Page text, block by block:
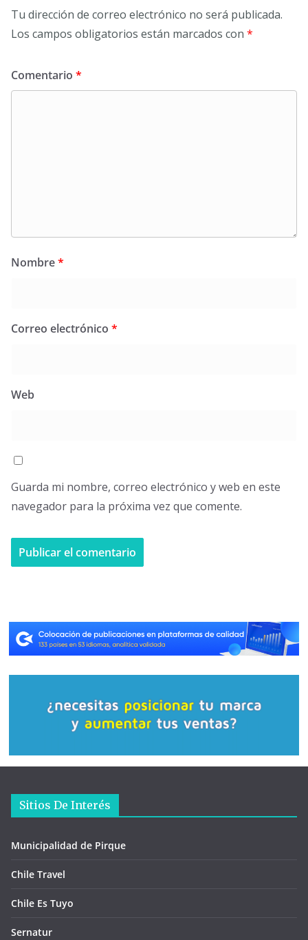
Tu dirección de correo electrónico no será publicada.
Los campos obligatorios están marcados con *
Comentario *
Nombre*
Correo electrónico *
Web
Guarda mi nombre, correo electrónico y web en este
navegador para la próxima vez que comente.
Sitios De Interés
Municipalidad de Pirque
Chile Travel
Chile Es Tuyo
Sernatur